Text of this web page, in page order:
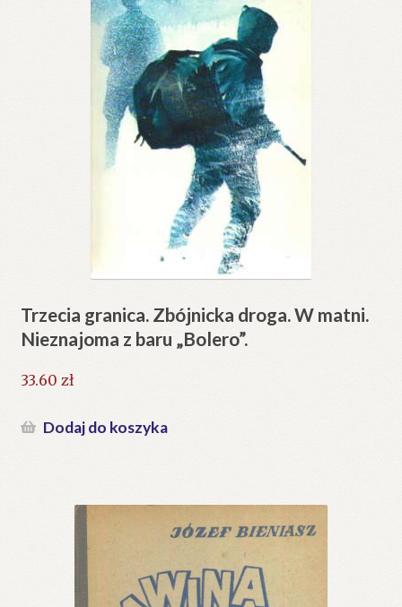
Trzecia granica. Zbójnicka droga. W matni.
Nieznajoma z baru „Bolero”.
33.60 zł
Dodaj do koszyka